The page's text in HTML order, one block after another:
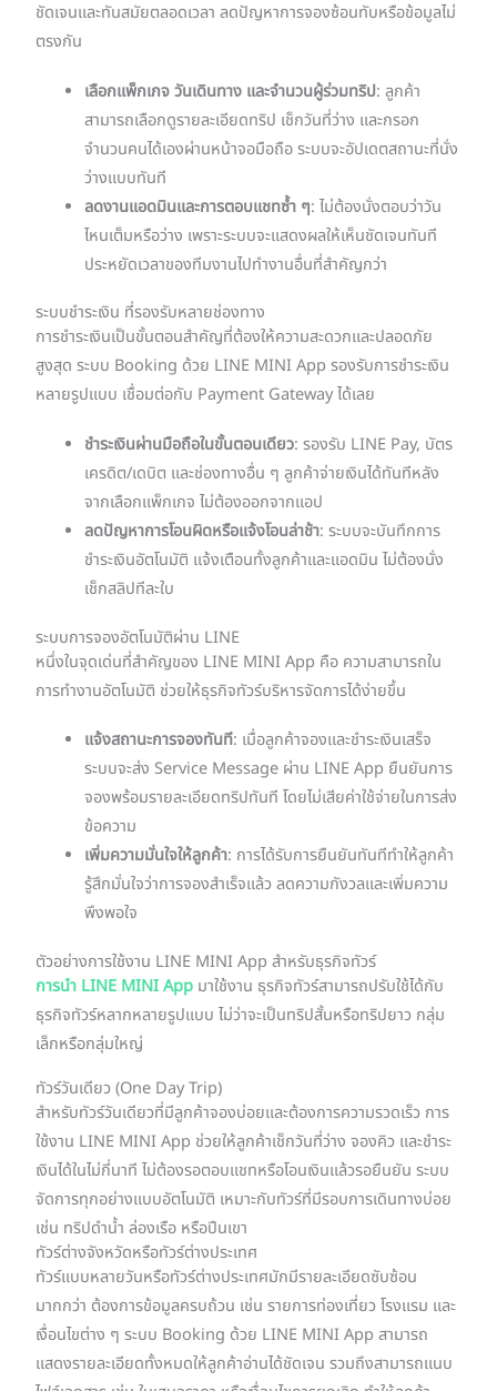
ชัดเจนและทันสมัยตลอดเวลา ลดปัญหาการจองซ้อนทับหรือข้อมูลไม่
ตรงกัน
เลือกแพ็กเกจ วันเดินทาง และจำนวนผู้ร่วมทริป: ลูกค้า
สามารถเลือกดูรายละเอียดทริป เช็กวันที่ว่าง และกรอก
จำนวนคนได้เองผ่านหน้าจอมือถือ ระบบจะอัปเดตสถานะที่นั่ง
ว่างแบบทันที
ลดงานแอดมินและการตอบแชทซ้ำ ๆ: ไม่ต้องนั่งตอบว่าวัน
ไหนเต็มหรือว่าง เพราะระบบจะแสดงผลให้เห็นชัดเจนทันที
ประหยัดเวลาของทีมงานไปทำงานอื่นที่สำคัญกว่า
ระบบชำระเงิน ที่รองรับหลายช่องทาง
การชำระเงินเป็นขั้นตอนสำคัญที่ต้องให้ความสะดวกและปลอดภัย
สูงสุด ระบบ Booking ด้วย LINE MINI App รองรับการชำระเงิน
หลายรูปแบบ เชื่อมต่อกับ Payment Gateway ได้เลย
ชำระเงินผ่านมือถือในขั้นตอนเดียว: รองรับ LINE Pay, บัตร
เครดิต/เดบิต และช่องทางอื่น ๆ ลูกค้าจ่ายเงินได้ทันทีหลัง
จากเลือกแพ็กเกจ ไม่ต้องออกจากแอป
ลดปัญหาการโอนผิดหรือแจ้งโอนล่าช้า: ระบบจะบันทึกการ
ชำระเงินอัตโนมัติ แจ้งเตือนทั้งลูกค้าและแอดมิน ไม่ต้องนั่ง
เช็กสลิปทีละใบ
ระบบการจองอัตโนมัติผ่าน LINE
หนึ่งในจุดเด่นที่สำคัญของ LINE MINI App คือ ความสามารถใน
การทำงานอัตโนมัติ ช่วยให้ธุรกิจทัวร์บริหารจัดการได้ง่ายขึ้น
แจ้งสถานะการจองทันที: เมื่อลูกค้าจองและชำระเงินเสร็จ
ระบบจะส่ง Service Message ผ่าน LINE App ยืนยันการ
จองพร้อมรายละเอียดทริปทันที โดยไม่เสียค่าใช้จ่ายในการส่ง
ข้อความ
เพิ่มความมั่นใจให้ลูกค้า: การได้รับการยืนยันทันทีทำให้ลูกค้า
รู้สึกมั่นใจว่าการจองสำเร็จแล้ว ลดความกังวลและเพิ่มความ
พึงพอใจ
ตัวอย่างการใช้งาน LINE MINI App สำหรับธุรกิจทัวร์
การนำ LINE MINI App มาใช้งาน ธุรกิจทัวร์สามารถปรับใช้ได้กับ
ธุรกิจทัวร์หลากหลายรูปแบบ ไม่ว่าจะเป็นทริปสั้นหรือทริปยาว กลุ่ม
เล็กหรือกลุ่มใหญ่
ทัวร์วันเดียว (One Day Trip)
สำหรับทัวร์วันเดียวที่มีลูกค้าจองบ่อยและต้องการความรวดเร็ว การ
ใช้งาน LINE MINI App ช่วยให้ลูกค้าเช็กวันที่ว่าง จองคิว และชำระ
เงินได้ในไม่กี่นาที ไม่ต้องรอตอบแชทหรือโอนเงินแล้วรอยืนยัน ระบบ
จัดการทุกอย่างแบบอัตโนมัติ เหมาะกับทัวร์ที่มีรอบการเดินทางบ่อย
เช่น ทริปดำน้ำ ล่องเรือ หรือปีนเขา
ทัวร์ต่างจังหวัดหรือทัวร์ต่างประเทศ
ทัวร์แบบหลายวันหรือทัวร์ต่างประเทศมักมีรายละเอียดซับซ้อน
มากกว่า ต้องการข้อมูลครบถ้วน เช่น รายการท่องเที่ยว โรงแรม และ
เงื่อนไขต่าง ๆ ระบบ Booking ด้วย LINE MINI App สามารถ
แสดงรายละเอียดทั้งหมดให้ลูกค้าอ่านได้ชัดเจน รวมถึงสามารถแนบ